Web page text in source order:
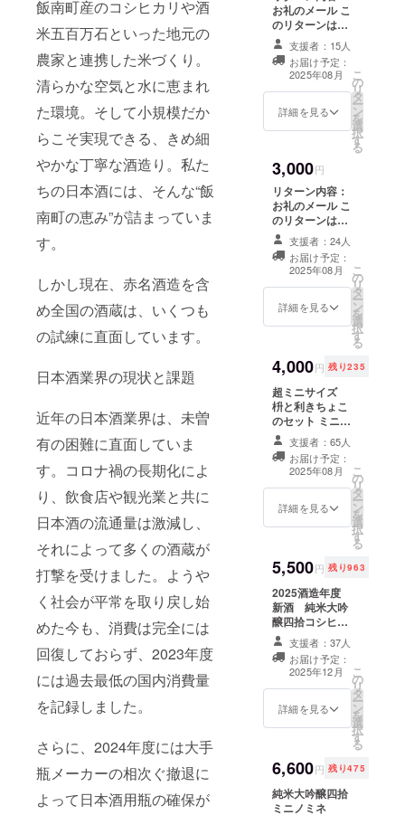
飯南町産のコシヒカリや酒
米五百万石といった地元の
農家と連携した米づくり。
清らかな空気と水に恵まれ
た環境。そして小規模だか
らこそ実現できる、きめ細
やかな丁寧な酒造り。私た
ちの日本酒には、そんな“飯
南町の恵み”が詰まっていま
す。
しかし現在、赤名酒造を含
め全国の酒蔵は、いくつも
の試練に直面しています。
日本酒業界の現状と課題
近年の日本酒業界は、未曽
有の困難に直面していま
す。コロナ禍の長期化によ
り、飲食店や観光業と共に
日本酒の流通量は激減し、
それによって多くの酒蔵が
打撃を受けました。ようや
く社会が平常を取り戻し始
めた今も、消費は完全には
回復しておらず、2023年度
には過去最低の国内消費量
を記録しました。
さらに、2024年度には大手
瓶メーカーの相次ぐ撤退に
よって日本酒用瓶の確保が
お礼のメール こ
のリターンは
3,000円のリター
ンと同じ内容と
なります。 趣旨
をご理解いただ
き感謝申し上げ
ます。ご支援い
セージを送りま
す。 可能な方は
備考にて応援の
メッセージをい
ただけますと励
みになります。
支援者：15人
お届け予定：
2025年08月
詳細を見る
こ
の
リ
タ
ー
ン
を
選
択
す
る
3,000円
リターン内容：
お礼のメール こ
のリターンは
2,000円のリター
ンと同じ内容と
なります。 趣旨
をご理解いただ
き感謝申し上げ
ます。ご支援い
セージを送りま
す。 可能な方は
備考にて応援の
メッセージをい
ただけますと励
みになります。
支援者：24人
お届け予定：
2025年08月
詳細を見る
こ
の
リ
タ
ー
ン
を
選
択
す
る
4,000円 残り235
超ミニサイズ
枡と利きちょこ
のセット ミニ
枡 ３勺 絹乃
峰、日の丸入
り １ヶ ミニ利
きちょこ 2.5
勺 絹乃峰、日
の丸入り １ヶ
き感謝申し上げ
ます。
支援者：65人
お届け予定：
2025年08月
詳細を見る
こ
の
リ
タ
ー
ン
を
選
択
す
る
5,500円 残り963
2025酒造年度
新酒 純米大吟
醸四拾コシヒカ
リ無濾過原酒
ミニノミネ
100ml絹乃峰箱
入り 年末にお届
けします。 フ
レッシュ＆フ
レッシュさを閉
じ込めます。 少
量だけお召し上
がりになりたい
支援者：37人
お届け予定：
2025年12月
詳細を見る
こ
の
リ
タ
ー
ン
を
選
択
す
る
6,600円 残り475
純米大吟醸四拾
ミニノミネ